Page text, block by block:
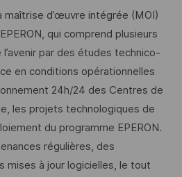
maîtrise d’œuvre intégrée (MOI)
qui comprend plusieurs
par des études technico-
en conditions opérationnelles
24h/24 des Centres de
les projets technologiques de
du programme EPERON.
régulières, des
mises à jour logicielles, le tout